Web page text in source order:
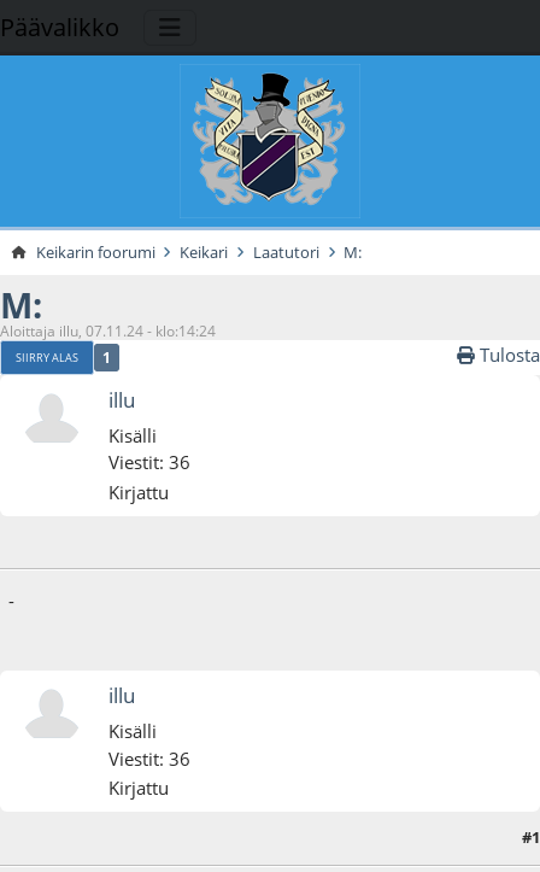
Päävalikko
Keikarin foorumi Keikari Laatutori M:
M:
Aloittaja illu, 07.11.24 - klo:14:24
SIIRRY ALAS 1 Tulosta
illu
Kisälli
Viestit: 36
Kirjattu
-
illu
Kisälli
Viestit: 36
Kirjattu
#1